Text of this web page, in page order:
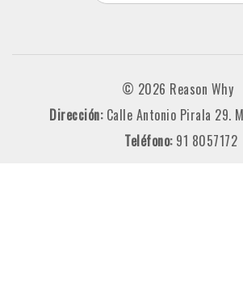
© 2026 Reason Why
Dirección: Calle Antonio Pirala 29.
Teléfono: 91 8057172